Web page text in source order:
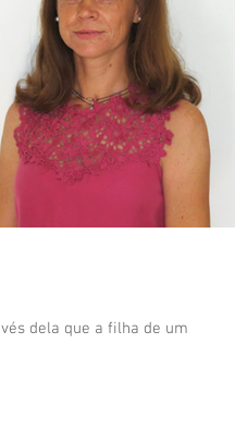
dela que a filha de um